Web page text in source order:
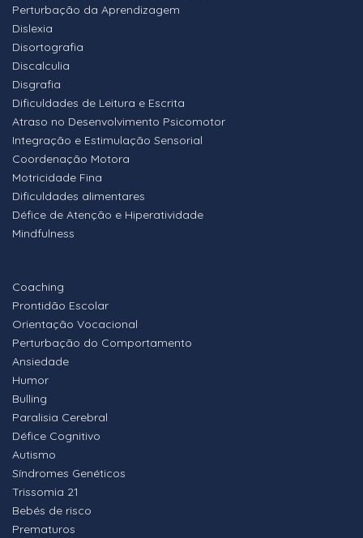
Perturbação da Aprendizagem
Dislexia
Disortografia
Discalculia
Disgrafia
Dificuldades de Leitura e Escrita
Atraso no Desenvolvimento Psicomotor
Integração e Estimulação Sensorial
Coordenação Motora
Motricidade Fina
Dificuldades alimentares
Défice de Atenção e Hiperatividade
Mindfulness
Coaching
Prontidão Escolar
Orientação Vocacional
Perturbação do Comportamento
Ansiedade
Humor
Bulling
Paralisia Cerebral
Défice Cognitivo
Autismo
Síndromes Genéticos
Trissomia 21
Bebés de risco
Prematuros